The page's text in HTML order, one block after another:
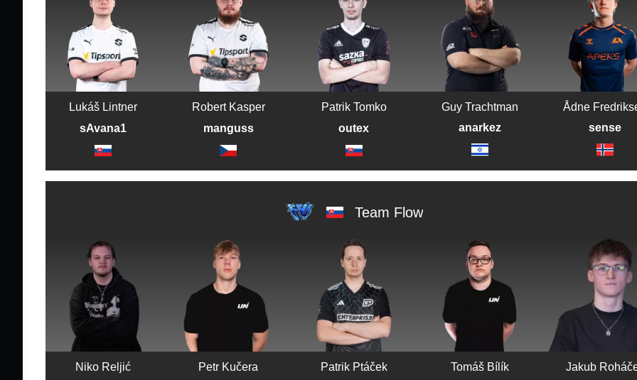
Lukáš Lintner
sAvana1
Robert Kasper
manguss
Patrik Tomko
outex
Guy Trachtman
anarkez
Ådne
sense
Team Flow
Niko Reljić
Petr Kučera
Patrik Ptáček
Tomáš Bílík
Jakub